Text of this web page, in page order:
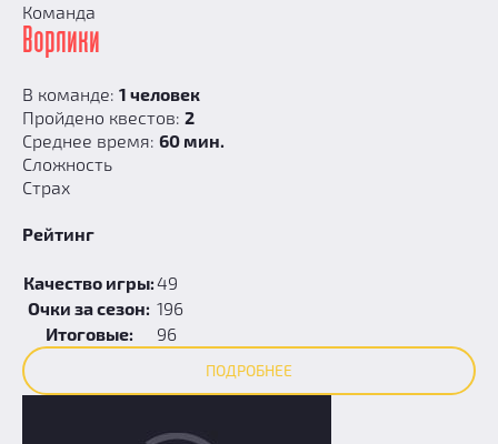
Команда
Ворлики
В команде: 1 человек
Пройдено квестов: 2
Среднее время: 60 мин.
Сложность
Страх
Рейтинг
Качество игры:49
Очки за сезон: 196
Итоговые:
96
ПОДРОБНЕЕ